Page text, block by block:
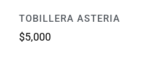
TOBILLERA ASTERIA
$5,000